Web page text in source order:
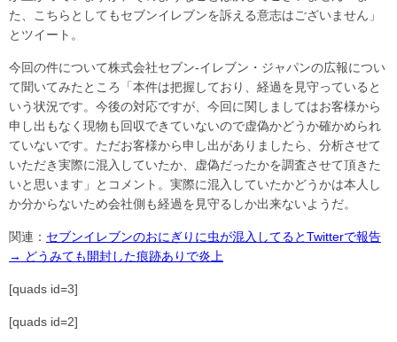
た、こちらとしてもセブンイレブンを訴える意志はございません」
とツイート。
今回の件について株式会社セブン‐イレブン・ジャパンの広報につい
て聞いてみたところ「本件は把握しており、経過を見守っていると
いう状況です。今後の対応ですが、今回に関しましてはお客様から
申し出もなく現物も回収できていないので虚偽かどうか確かめられ
ていないです。ただお客様から申し出がありましたら、分析させて
いただき実際に混入していたか、虚偽だったかを調査させて頂きた
いと思います」とコメント。実際に混入していたかどうかは本人し
か分からないため会社側も経過を見守るしか出来ないようだ。
関連： セブンイレブンのおにぎりに虫が混入してるとTwitterで報告
→ どうみても開封した痕跡ありで炎上
[quads id=3]
[quads id=2]